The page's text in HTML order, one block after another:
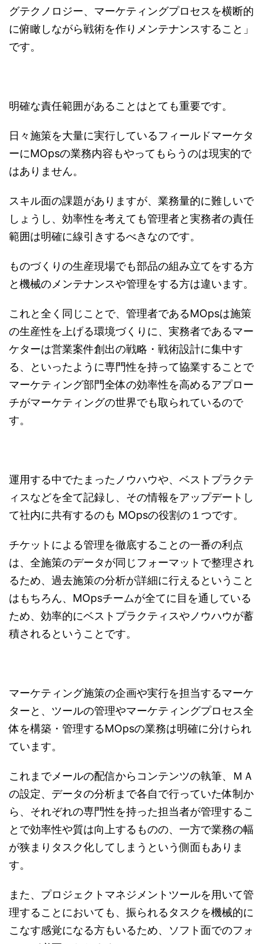
グテクノロジー、マーケティングプロセスを横断的
に俯瞰しながら戦術を作りメンテナンスすること」
です。
明確な責任範囲があることはとても重要です。
日々施策を大量に実行しているフィールドマーケタ
ーにMOpsの業務内容もやってもらうのは現実的で
はありません。
スキル面の課題がありますが、業務量的に難しいで
しょうし、効率性を考えても管理者と実務者の責任
範囲は明確に線引きするべきなのです。
ものづくりの生産現場でも部品の組み立てをする方
と機械のメンテナンスや管理をする方は違います。
これと全く同じことで、管理者であるMOpsは施策
の生産性を上げる環境づくりに、実務者であるマー
ケターは営業案件創出の戦略・戦術設計に集中す
る、といったように専門性を持って協業することで
マーケティング部門全体の効率性を高めるアプロー
チがマーケティングの世界でも取られているので
す。
運用する中でたまったノウハウや、ベストプラクテ
ィスなどを全て記録し、その情報をアップデートし
て社内に共有するのも MOpsの役割の１つです。
チケットによる管理を徹底することの一番の利点
は、全施策のデータが同じフォーマットで整理され
るため、過去施策の分析が詳細に行えるということ
はもちろん、MOpsチームが全てに目を通している
ため、効率的にベストプラクティスやノウハウが蓄
積されるということです。
マーケティング施策の企画や実行を担当するマーケ
ターと、ツールの管理やマーケティングプロセス全
体を構築・管理するMOpsの業務は明確に分けられ
ています。
これまでメールの配信からコンテンツの執筆、ＭＡ
の設定、データの分析まで各自で行っていた体制か
ら、それぞれの専門性を持った担当者が管理するこ
とで効率性や質は向上するものの、一方で業務の幅
が狭まりタスク化してしまうという側面もありま
す。
また、プロジェクトマネジメントツールを用いて管
理することにおいても、振られるタスクを機械的に
こなす感覚になる方もいるため、ソフト面でのフォ